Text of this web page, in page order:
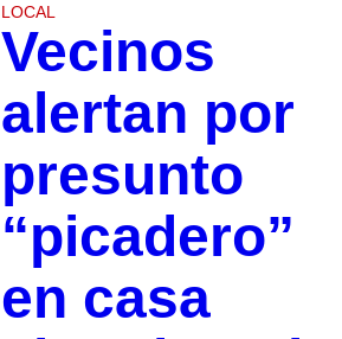
LOCAL
Vecinos
alertan por
presunto
“picadero”
en casa